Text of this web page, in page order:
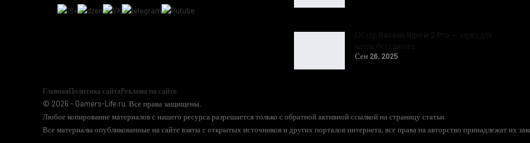
Сен 26, 2025
ГлавнаяПолитика сайтаРеклама на сайте
© 2026 - Gamers-Life.ru. Все права защищены.
Любое копирование материалов с нашего ресурса разрешается только с обратной активной ссылкой на страницу статьи.
Все материалы опубликованные на сайте взяты с открытых источников и других порталов интернета, все права на авторство принадлежат их